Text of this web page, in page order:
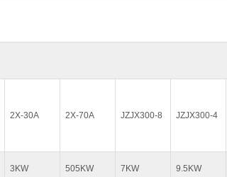
2X-30A 2X-70A JZJX300-8 JZJX300-4
3KW 505KW 7KW 9.5KW